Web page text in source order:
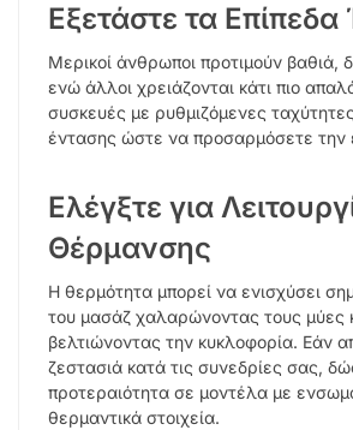
Εξετάστε τα
Μερικοί άνθρωποι προτιμούν βαθιά,
ενώ άλλοι χρειάζονται κάτι πιο
συσκευές με ρυθμιζόμενες
έντασης ώστε να προσαρμόσετε την
Ελέγξτε για
Θέρμανσης
Η θερμότητα μπορεί να ενισχύσει
του μασάζ χαλαρώνοντας τους μύες
βελτιώνοντας την κυκλοφορία. Εάν
ζεστασιά κατά τις συνεδρίες σας,
προτεραιότητα σε μοντέλα με
θερμαντικά στοιχεία.